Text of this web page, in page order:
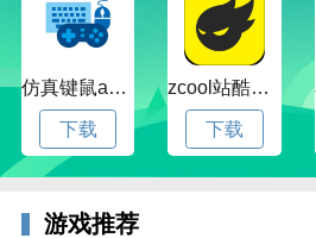
仿真键鼠app官方版下载v1.4.3.58 安卓最新版
下载
zcool站酷官方版下载v5.15.0 安卓最新版本
下载
游戏推荐